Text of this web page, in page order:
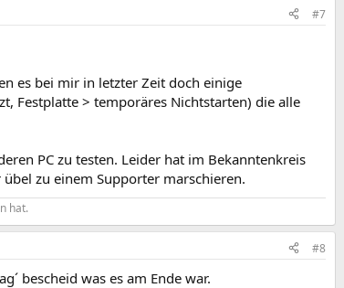
#7
es bei mir in letzter Zeit doch einige
Festplatte > temporäres Nichtstarten) die alle
PC zu testen. Leider hat im Bekanntenkreis
zu einem Supporter marschieren.
hat.
#8
bescheid was es am Ende war.